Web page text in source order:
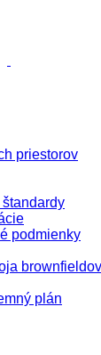
priestorov
podmienky
brownfieldov
plán